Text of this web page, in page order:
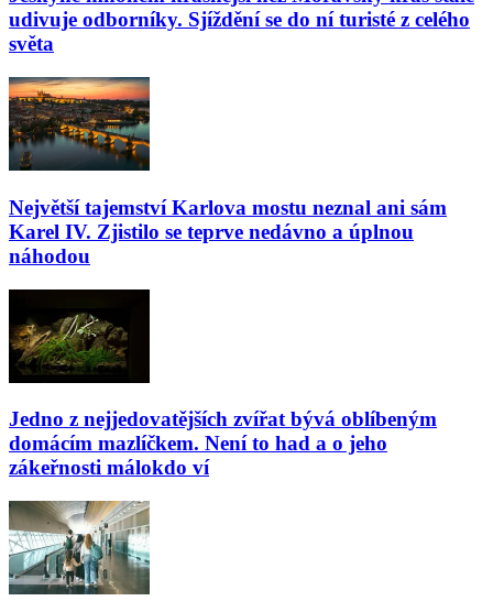
udivuje odborníky. Sjíždění se do ní turisté z celého
světa
Největší tajemství Karlova mostu neznal ani sám
Karel IV. Zjistilo se teprve nedávno a úplnou
náhodou
Jedno z nejjedovatějších zvířat bývá oblíbeným
domácím mazlíčkem. Není to had a o jeho
zákeřnosti málokdo ví